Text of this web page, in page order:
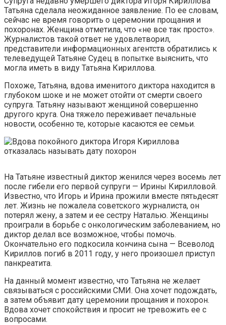
Татьяна сделала неожиданное заявление. По ее словам,
сейчас не время говорить о церемонии прощания и
похоронах. Женщина отметила, что «не все так просто».
Журналистов такой ответ не удовлетворил,
представители информационных агентств обратились к
телеведущей Татьяне Судец в попытке выяснить, что
могла иметь в виду Татьяна Кириллова.
Похоже, Татьяна, вдова именитого диктора находится в
глубоком шоке и не может отойти от смерти своего
супруга. Татьяну называют женщиной совершенно
другого круга. Она тяжело переживает печальные
новости, особенно те, которые касаются ее семьи.
На Татьяне известный диктор женился через восемь лет
после гибели его первой супруги — Ирины Кирилловой.
Известно, что Игорь и Ирина прожили вместе пятьдесят
лет. Жизнь не пожалела советского журналиста, он
потерял жену, а затем и ее сестру Наталью. Женщины
проиграли в борьбе с онкологическим заболеванием, но
диктор делал все возможное, чтобы помочь.
Окончательно его подкосила кончина сына — Всеволод
Кириллов погиб в 2011 году, у него произошел приступ
панкреатита.
На данный момент известно, что Татьяна не желает
связываться с российскими СМИ. Она хочет подождать,
а затем объявит дату церемонии прощания и похорон.
Вдова хочет спокойствия и просит не тревожить ее с
вопросами.